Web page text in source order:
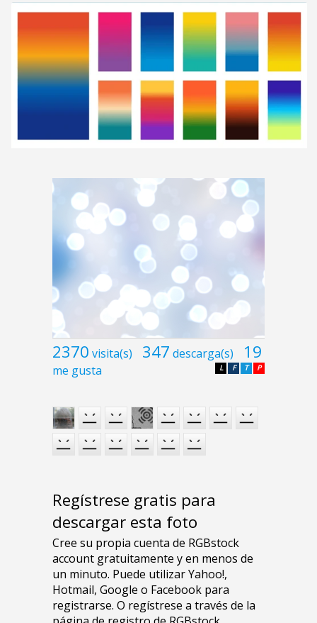
2370 visita(s) 347 descarga(s) 19
me gusta P
T
F
L
Regístrese gratis para
descargar esta foto